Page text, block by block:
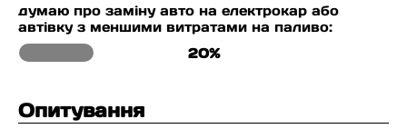
думаю про заміну авто на електрокар або
автівку з меншими витратами на паливо:
20%
Опитування